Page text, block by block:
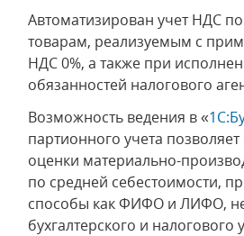
Автоматизирован учет НДС
товарам, реализуемым с
НДС 0%, а также при
обязанностей налогового
Возможность ведения в «
партионного учета
оценки материально-
по средней себестоимости,
способы как ФИФО и ЛИФО,
бухгалтерского и налогового